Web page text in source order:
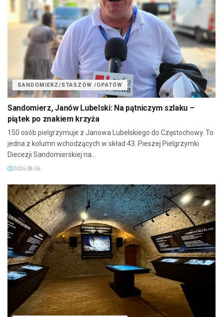
SANDOMIERZ/STASZÓW /OPATÓW
Sandomierz, Janów Lubelski: Na pątniczym szlaku –
piątek po znakiem krzyża
150 osób pielgrzymuje z Janowa Lubelskiego do Częstochowy. To
jedna z kolumn wchodzących w skład 43. Pieszej Pielgrzymki
Diecezji Sandomierskiej na...
2026-08-06